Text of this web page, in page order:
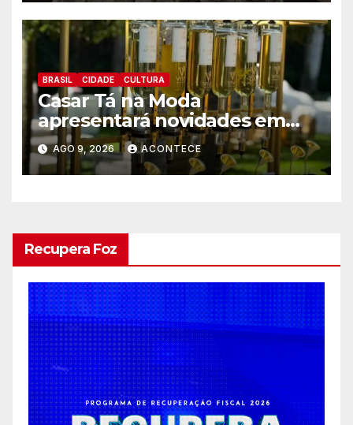
BRASIL CIDADE CULTURA
Casar Tá na Moda
apresentará novidades em
entretenimento para
casamentos e festas de
debutantes
AGO 9, 2026 ACONTECE
Recupera Foz